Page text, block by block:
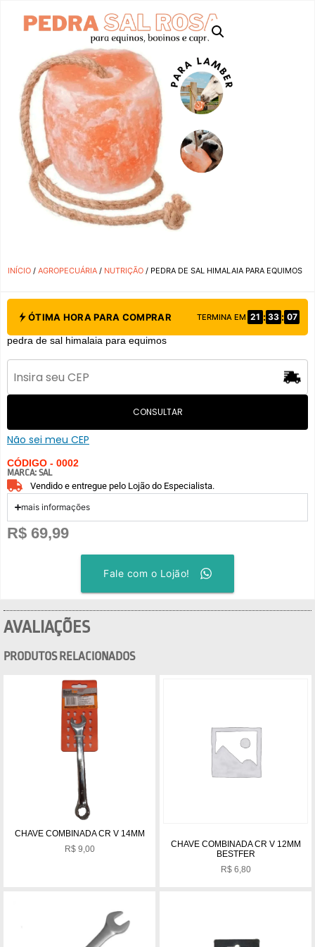
INÍCIO / AGROPECUÁRIA / NUTRIÇÃO / PEDRA DE SAL HIMALAIA PARA EQUIMOS
ÓTIMA HORA PARA COMPRAR TERMINA EM 21 : 33 : 07
pedra de sal himalaia para equimos
CONSULTAR
Não sei meu CEP
CÓDIGO - 0002
MARCA: SAL
Vendido e entregue pelo Lojão do Especialista.
mais informações
R$ 69,99
Fale com o Lojão!
AVALIAÇÕES
PRODUTOS RELACIONADOS
CHAVE COMBINADA CR V 14MM
R$9,00
CHAVE COMBINADA CR V 12MM
BESTFER
R$6,80